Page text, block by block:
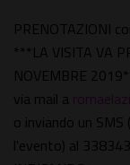
PRENOTAZIONI
***LA VISITA VA
NOVEMBRE
via mail a
o inviando un
l'evento) al